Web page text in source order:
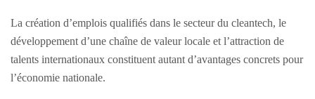
La création d’emplois qualifiés dans le secteur du cleantech, le
développement d’une chaîne de valeur locale et l’attraction de
talents internationaux constituent autant d’avantages concrets pour
l’économie nationale.